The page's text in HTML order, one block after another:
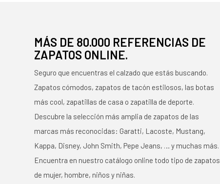
MÁS DE 80.000 REFERENCIAS DE
ZAPATOS ONLINE.
Seguro que encuentras el calzado que estás buscando.
Zapatos cómodos, zapatos de tacón estilosos, las botas
más cool, zapatillas de casa o zapatilla de deporte.
Descubre la selección más amplia de zapatos de las
marcas más reconocidas: Garatti, Lacoste, Mustang,
Kappa, Disney, John Smith, Pepe Jeans, … y muchas más.
Encuentra en nuestro catálogo online todo tipo de zapatos
de mujer, hombre, niños y niñas.